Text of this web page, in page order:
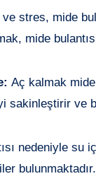
stres, mide
mide
Aç kalmak
sakinleştirir ve
nedeniyle su